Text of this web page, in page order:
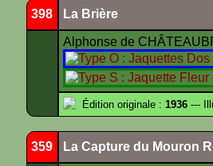
398 La Brière
Alphonse de
Édition originale : 1936 ---
359 La Capture du Mouron